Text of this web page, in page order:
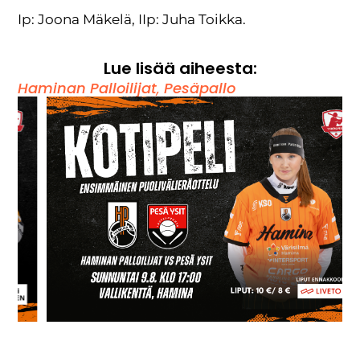
Ip: Joona Mäkelä, IIp: Juha Toikka.
Lue lisää aiheesta:
Haminan Palloilijat,Pesäpallo